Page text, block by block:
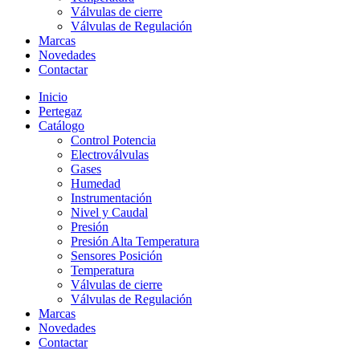
Válvulas de cierre
Válvulas de Regulación
Marcas
Novedades
Contactar
Inicio
Pertegaz
Catálogo
Control Potencia
Electroválvulas
Gases
Humedad
Instrumentación
Nivel y Caudal
Presión
Presión Alta Temperatura
Sensores Posición
Temperatura
Válvulas de cierre
Válvulas de Regulación
Marcas
Novedades
Contactar